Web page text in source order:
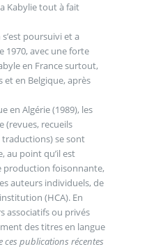
Kabylie tout à fait
poursuivi et a
1970, avec une forte
en France surtout,
et en Belgique, après
en Algérie (1989), les
(revues, recueils
se sont
au point qu’il est
production foisonnante,
auteurs individuels, de
(HCA). En
associatifs ou privés
des titres en langue
ces publications récentes